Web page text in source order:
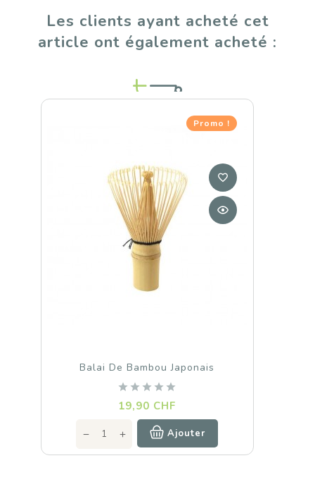
Les clients ayant acheté cet
article ont également acheté :
Promo !
Balai De Bambou Japonais
19,90 CHF
Ajouter